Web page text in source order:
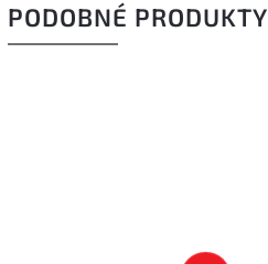
PODOBNÉ PRODUKTY